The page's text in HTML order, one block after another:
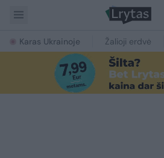
Karas Ukrainoje Žalioji erdvė